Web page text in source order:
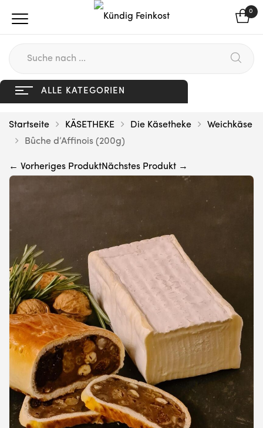
0
ALLE KATEGORIEN
Startseite KÄSETHEKE Die Käsetheke
Weichkäse
Bûche d’Affinois (200g)
← Vorheriges ProduktNächstes Produkt →